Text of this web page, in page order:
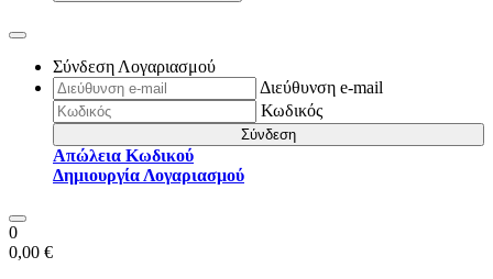
Σύνδεση Λογαριασμού
Διεύθυνση e-mail
Κωδικός
Σύνδεση
Απώλεια Κωδικού
Δημιουργία Λογαριασμού
0
0,00 €